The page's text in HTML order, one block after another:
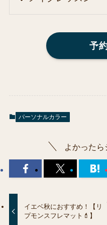
予
パーソナルカラー
よかったら
イエベ秋におすすめ！【リ
プモンスフレマット💄】